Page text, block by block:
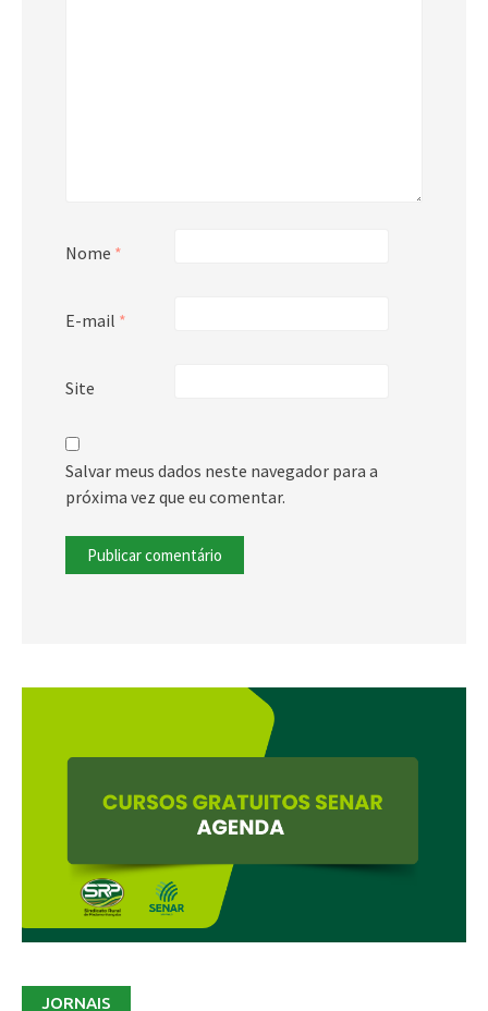
Nome *
E-mail *
Site
Salvar meus dados neste navegador para a
próxima vez que eu comentar.
JORNAIS